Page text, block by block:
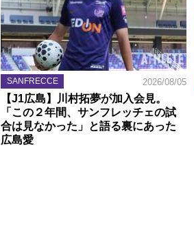
SANFRECCE 2026/08/05
【J1広島】川村拓夢が加入会見。
「この２年間、サンフレッチェの試
合は見なかった」と語る裏にあった
広島愛